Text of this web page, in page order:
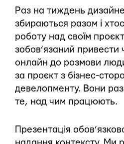
Раз на тиждень
збираються разом і
роботу над своїм
зобов’язаний привести
онлайн до розмови
за проєкт з бізнес-
девелопменту. Вони
те, над чим працюють.
Презентація